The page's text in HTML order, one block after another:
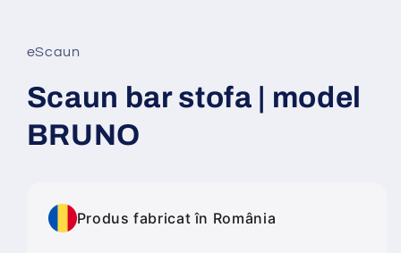
fereastră
modală
eScaun
Scaun bar stofa | model
BRUNO
Produs fabricat în România